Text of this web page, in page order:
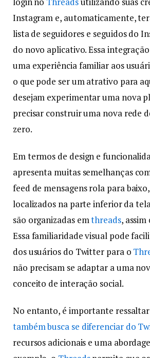
Instagram e, automaticamente,
lista de seguidores e seguidos do
do novo aplicativo. Essa
uma experiência familiar aos
o que pode ser um atrativo para
desejam experimentar uma nova
precisar construir uma nova rede
zero.
Em termos de design e
apresenta muitas semelhanças
feed de mensagens rola para
localizados na parte inferior da
são organizadas emthreads,
Essa familiaridade visual pode
dos usuários do Twitter para o
não precisam se adaptar a uma
conceito de interação social.
No entanto, é importante
também busca se diferenciar do
recursos adicionais e uma